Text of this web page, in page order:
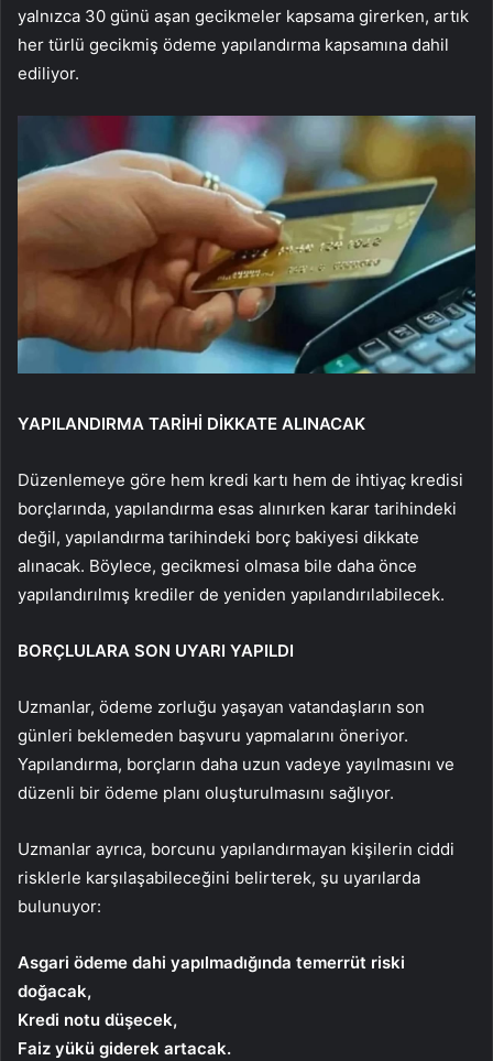
yalnızca 30 günü aşan gecikmeler kapsama girerken, artık
her türlü gecikmiş ödeme yapılandırma kapsamına dahil
ediliyor.
YAPILANDIRMA TARİHİ DİKKATE ALINACAK
Düzenlemeye göre hem kredi kartı hem de ihtiyaç kredisi
borçlarında, yapılandırma esas alınırken karar tarihindeki
değil, yapılandırma tarihindeki borç bakiyesi dikkate
alınacak. Böylece, gecikmesi olmasa bile daha önce
yapılandırılmış krediler de yeniden yapılandırılabilecek.
BORÇLULARA SON UYARI YAPILDI
Uzmanlar, ödeme zorluğu yaşayan vatandaşların son
günleri beklemeden başvuru yapmalarını öneriyor.
Yapılandırma, borçların daha uzun vadeye yayılmasını ve
düzenli bir ödeme planı oluşturulmasını sağlıyor.
Uzmanlar ayrıca, borcunu yapılandırmayan kişilerin ciddi
risklerle karşılaşabileceğini belirterek, şu uyarılarda
bulunuyor:
Asgari ödeme dahi yapılmadığında temerrüt riski
doğacak,
Kredi notu düşecek,
Faiz yükü giderek artacak.